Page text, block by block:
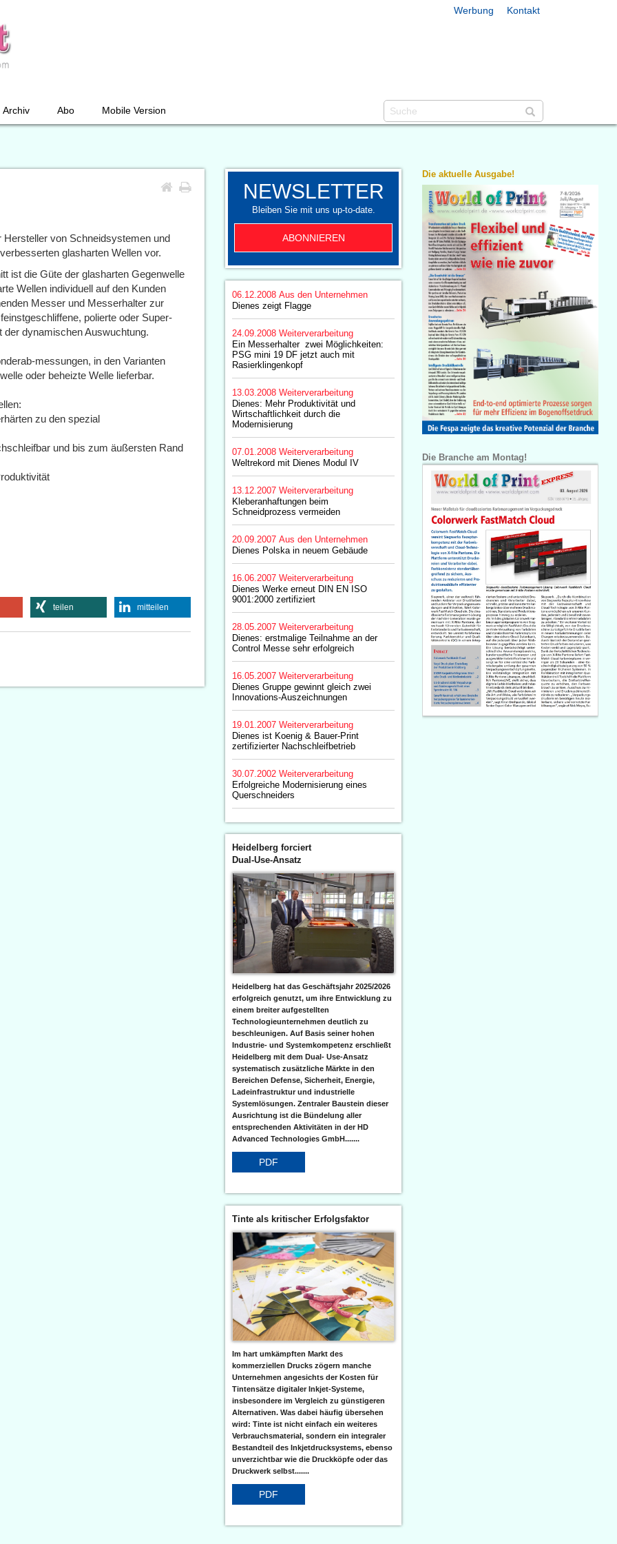
Werbung Kontakt
Archiv Abo Mobile Version
Hersteller von Schneidsystemen und
glasharten Wellen vor.
ist die Güte der glasharten Gegenwelle
Wellen individuell auf den Kunden
Messer und Messerhalter zur
polierte oder Super-
der dynamischen Auswuchtung.
messungen, in den Varianten
oder beheizte Welle lieferbar.
zu den spezial
und bis zum äußersten Rand
teilen mitteilen
NEWSLETTER
Bleiben Sie mit uns up-to-date.
ABONNIEREN
06.12.2008 Aus den Unternehmen
Dienes zeigt Flagge
24.09.2008 Weiterverarbeitung
Ein Messerhalter  zwei Möglichkeiten:
PSG mini 19 DF jetzt auch mit
Rasierklingenkopf
13.03.2008 Weiterverarbeitung
Dienes: Mehr Produktivität und
Wirtschaftlichkeit durch die
Modernisierung
07.01.2008 Weiterverarbeitung
Weltrekord mit Dienes Modul IV
13.12.2007 Weiterverarbeitung
Kleberanhaftungen beim
Schneidprozess vermeiden
20.09.2007 Aus den Unternehmen
Dienes Polska in neuem Gebäude
16.06.2007 Weiterverarbeitung
Dienes Werke erneut DIN EN ISO
9001:2000 zertifiziert
28.05.2007 Weiterverarbeitung
Dienes: erstmalige Teilnahme an der
Control Messe sehr erfolgreich
16.05.2007 Weiterverarbeitung
Dienes Gruppe gewinnt gleich zwei
Innovations-Auszeichnungen
19.01.2007 Weiterverarbeitung
Dienes ist Koenig & Bauer-Print
zertifizierter Nachschleifbetrieb
30.07.2002 Weiterverarbeitung
Erfolgreiche Modernisierung eines
Querschneiders
Heidelberg forciert
Dual-Use-Ansatz
Heidelberg hat das Geschäftsjahr 2025/2026
erfolgreich genutzt, um ihre Entwicklung zu
einem breiter aufgestellten
Technologieunternehmen deutlich zu
beschleunigen. Auf Basis seiner hohen
Industrie- und Systemkompetenz erschließt
Heidelberg mit dem Dual- Use-Ansatz
systematisch zusätzliche Märkte in den
Bereichen Defense, Sicherheit, Energie,
Ladeinfrastruktur und industrielle
Systemlösungen. Zentraler Baustein dieser
Ausrichtung ist die Bündelung aller
entsprechenden Aktivitäten in der HD
Advanced Technologies GmbH.......
PDF
Tinte als kritischer Erfolgsfaktor
Im hart umkämpften Markt des
kommerziellen Drucks zögern manche
Unternehmen angesichts der Kosten für
Tintensätze digitaler Inkjet-Systeme,
insbesondere im Vergleich zu günstigeren
Alternativen. Was dabei häufig übersehen
wird: Tinte ist nicht einfach ein weiteres
Verbrauchsmaterial, sondern ein integraler
Bestandteil des Inkjetdrucksystems, ebenso
unverzichtbar wie die Druckköpfe oder das
Druckwerk selbst.......
PDF
Die aktuelle Ausgabe!
Die Branche am Montag!